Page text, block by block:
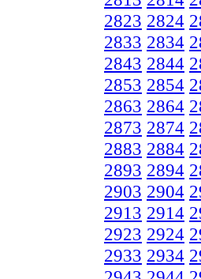
2823 2824
2833 2834
2843 2844
2853 2854
2863 2864
2873 2874
2883 2884
2893 2894
2903 2904
2913 2914
2923 2924
2933 2934